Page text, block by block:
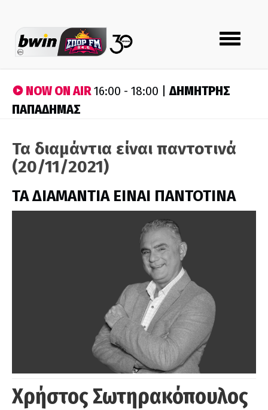
Toggle
navigation
NOW ON AIR16:00 - 18:00 |ΔΗΜΗΤΡΗΣ
ΠΑΠΑΔΗΜΑΣ
Τα διαμάντια είναι παντοτινά
(20/11/2021)
ΤΑ ΔΙΑΜΑΝΤΙΑ ΕΙΝΑΙ ΠΑΝΤΟΤΙΝΑ
Χρήστος Σωτηρακόπουλος